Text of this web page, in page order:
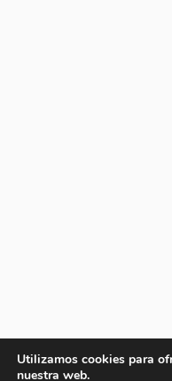
Utilizamos cookies para
nuestra web.